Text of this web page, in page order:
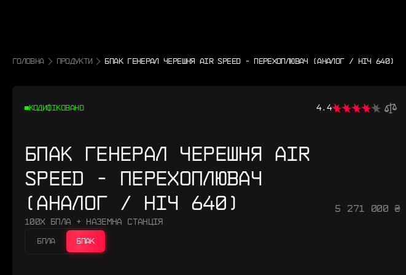
ГОЛОВНА ПРОДУКТИ БПАК ГЕНЕРАЛ ЧЕРЕШНЯ AIR SPEED - ПЕРЕХОПЛЮВАЧ (АНАЛОГ / НІЧ 640)
КОДИФІКОВАНО 4.4
БПАК ГЕНЕРАЛ ЧЕРЕШНЯ AIR
SPEED - ПЕРЕХОПЛЮВАЧ
(АНАЛОГ / НІЧ 640)
5 271 000 ₴
100Х БПЛА + НАЗЕМНА СТАНЦІЯ
БПЛА БПАК